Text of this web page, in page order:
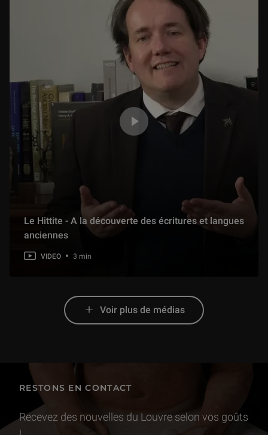
Le Hittite - A la découverte des écritures et langues
anciennes
VIDEO 3 min
Voir plus de médias
RESTONS EN CONTACT
Recevez des nouvelles du Louvre selon vos goûts